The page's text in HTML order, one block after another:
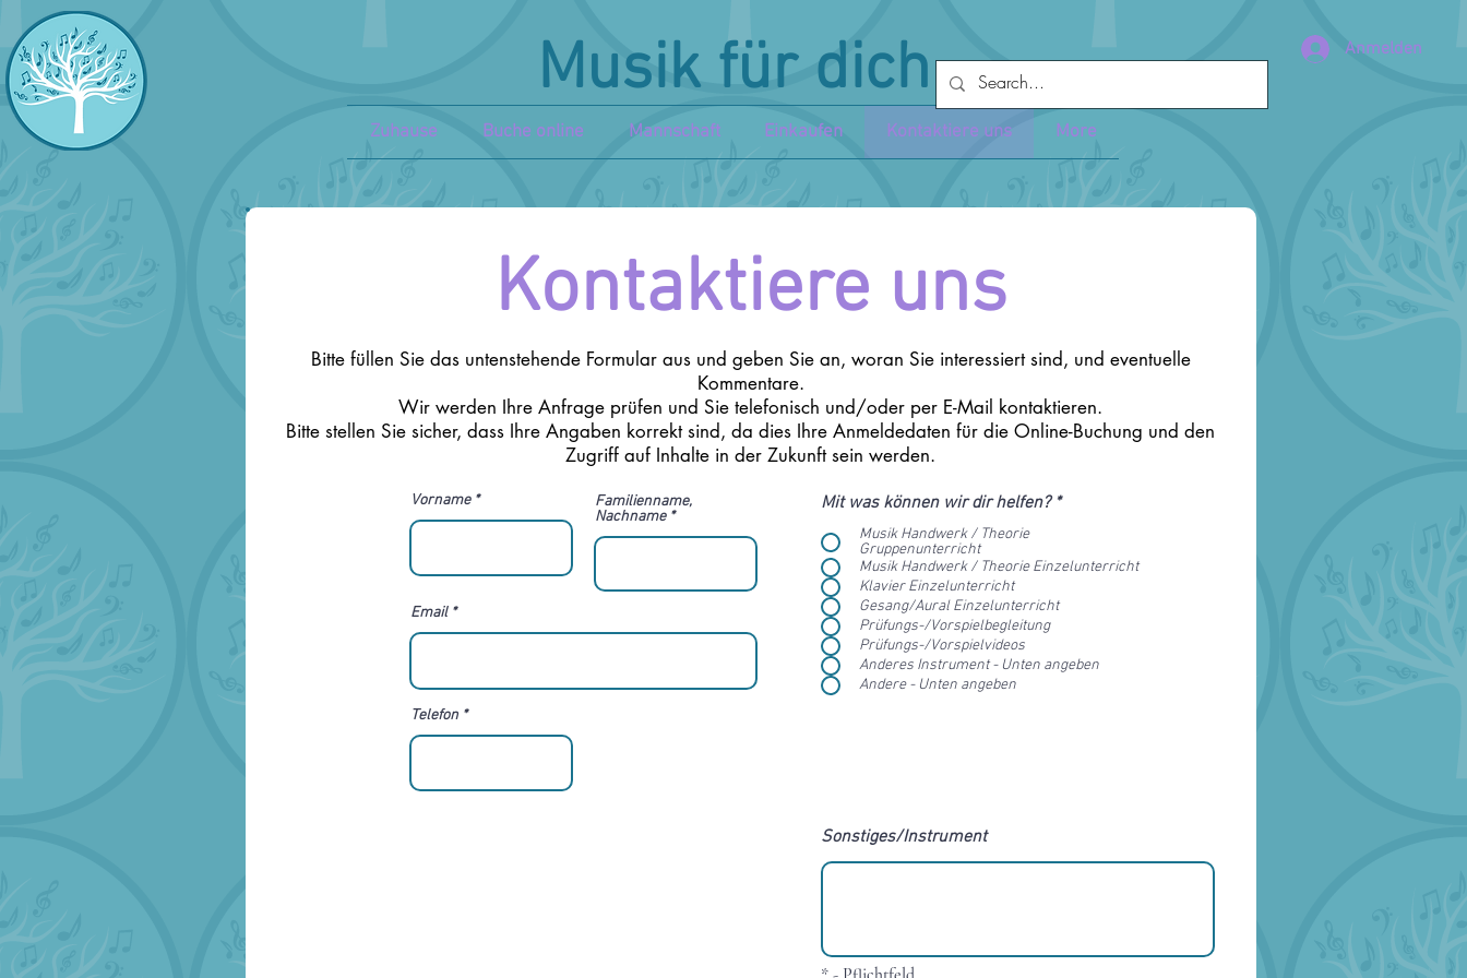
Musik für dich Anmelden
Zuhause Buche online Mannschaft Einkaufen Kontaktiere uns More
Kontaktiere uns
Bitte füllen Sie das untenstehende Formular aus und geben Sie an, woran Sie interessiert sind, und eventuelle
Kommentare.
Wir werden Ihre Anfrage prüfen und Sie telefonisch und/oder per E-Mail kontaktieren.
Bitte stellen Sie sicher, dass Ihre Angaben korrekt sind, da dies Ihre Anmeldedaten für die Online-Buchung und den
Zugriff auf Inhalte in der Zukunft sein werden.
Vorname
Familienname,
Nachname
Email
Telefon
Mit was können wir dir helfen? *P
c
t
l
d
Musik Handwerk / Theorie
Gruppenunterricht
Musik Handwerk / Theorie Einzelunterricht
Klavier Einzelunterricht
Gesang/Aural Einzelunterricht
Prüfungs-/Vorspielbegleitung
Prüfungs-/Vorspielvideos
Anderes Instrument - Unten angeben
Andere - Unten angeben
Sonstiges/Instrument